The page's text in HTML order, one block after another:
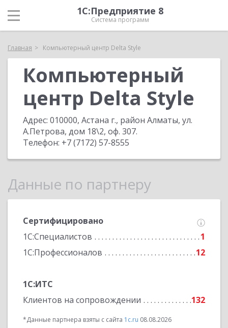
1С:Предприятие 8
Система программ
Главная Компьютерный центр Delta Style
Компьютерный
центр Delta Style
Адрес: 010000, Астана г., район Алматы, ул.
А.Петрова, дом 18\2, оф. 307.
Телефон: +7 (7172) 57-8555
Данные по партнеру
Сертифицировано
1С:Специалистов
1
1С:Профессионалов
12
1С:ИТС
Клиентов на сопровождении
132
*Данные партнера взяты с сайта 1c.ru 08.08.2026